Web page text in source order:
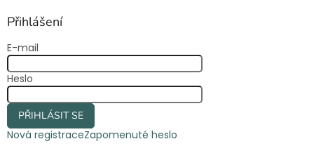
Přihlášení
E-mail
Heslo
PŘIHLÁSIT SE
Nová registraceZapomenuté heslo